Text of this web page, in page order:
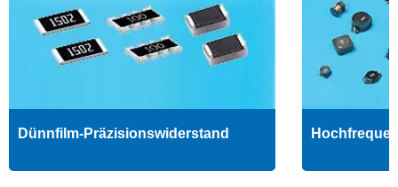
Dünnfilm-Präzisionswiderstand